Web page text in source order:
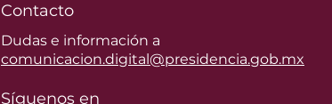
Contacto
Dudas e información a
comunicacion.digital@presidencia.gob.mx
Síguenos en